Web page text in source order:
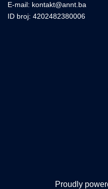
E-mail: kontakt@annt.ba
ID broj: 4202482380006
Proudly